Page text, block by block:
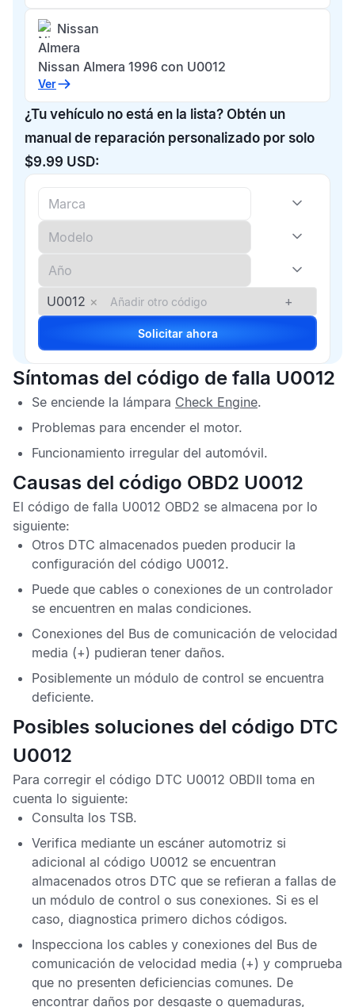
Nissan
Almera
Nissan Almera 1996 con U0012
Ver
¿Tu vehículo no está en la lista? Obtén un
manual de reparación personalizado por solo
$9.99 USD:
U0012 × +
Solicitar ahora
Síntomas del código de falla U0012
Se enciende la lámpara Check Engine.
Problemas para encender el motor.
Funcionamiento irregular del automóvil.
Causas del código OBD2 U0012
El código de falla U0012 OBD2 se almacena por lo
siguiente:
Otros DTC almacenados pueden producir la
configuración del código U0012.
Puede que cables o conexiones de un controlador
se encuentren en malas condiciones.
Conexiones del Bus de comunicación de velocidad
media (+) pudieran tener daños.
Posiblemente un módulo de control se encuentra
deficiente.
Posibles soluciones del código DTC
U0012
Para corregir el código DTC U0012 OBDII toma en
cuenta lo siguiente:
Consulta los TSB.
Verifica mediante un escáner automotriz si
adicional al código U0012 se encuentran
almacenados otros DTC que se refieran a fallas de
un módulo de control o sus conexiones. Si es el
caso, diagnostica primero dichos códigos.
Inspecciona los cables y conexiones del Bus de
comunicación de velocidad media (+) y comprueba
que no presenten deficiencias comunes. De
encontrar daños por desgaste o quemaduras,